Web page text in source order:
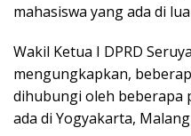
mahasiswa yang ada di
Wakil Ketua I DPRD
mengungkapkan,
dihubungi oleh beberapa
ada di Yogyakarta,